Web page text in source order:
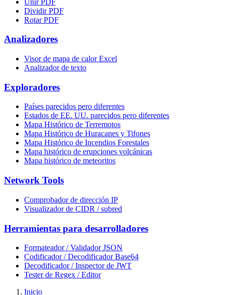
Dividir PDF
Rotar PDF
Analizadores
Visor de mapa de calor Excel
Analizador de texto
Exploradores
Países parecidos pero diferentes
Estados de EE. UU. parecidos pero diferentes
Mapa Histórico de Terremotos
Mapa Histórico de Huracanes y Tifones
Mapa Histórico de Incendios Forestales
Mapa histórico de erupciones volcánicas
Mapa histórico de meteoritos
Network Tools
Comprobador de dirección IP
Visualizador de CIDR / subred
Herramientas para desarrolladores
Formateador / Validador JSON
Codificador / Decodificador Base64
Decodificador / Inspector de JWT
Tester de Regex / Editor
Inicio